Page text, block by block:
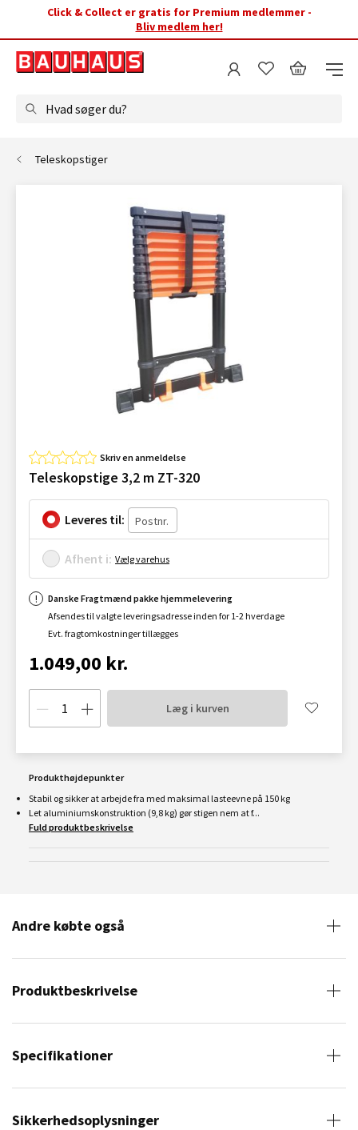
Click & Collect er gratis for Premium medlemmer -
Bliv medlem her!
Hvad søger du?
Teleskopstiger
Skriv en anmeldelse
Teleskopstige 3,2 m ZT-320
Leveres til:
Afhent i: Vælg varehus
Danske Fragtmænd pakke hjemmelevering
Afsendes til valgte leveringsadresse inden for 1-2 hverdage
Evt. fragtomkostninger tillægges
1.049,00 kr.
Læg i kurven
Produkthøjdepunkter
Stabil og sikker at arbejde fra med maksimal lasteevne på 150 kg
Let aluminiumskonstruktion (9,8 kg) gør stigen nem at f...
Fuld produktbeskrivelse
Andre købte også
Produktbeskrivelse
Specifikationer
Sikkerhedsoplysninger